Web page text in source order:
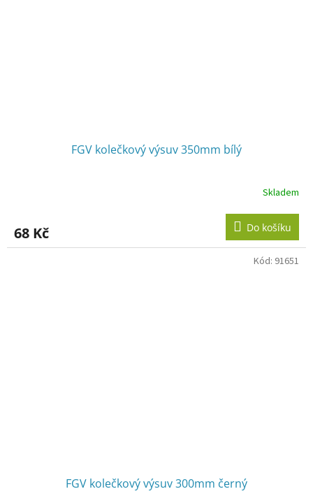
FGV kolečkový výsuv 350mm bílý
je
5,0
Skladem
68 Kč Do košíku
FGV kolečkový výsuv 300mm černý
Kód: 91651